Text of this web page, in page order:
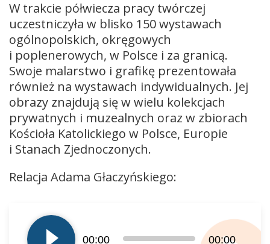
W trakcie półwiecza pracy twórczej
uczestniczyła w blisko 150 wystawach
ogólnopolskich, okręgowych
i poplenerowych, w Polsce i za granicą.
Swoje malarstwo i grafikę prezentowała
również na wystawach indywidualnych. Jej
obrazy znajdują się w wielu kolekcjach
prywatnych i muzealnych oraz w zbiorach
Kościoła Katolickiego w Polsce, Europie
i Stanach Zjednoczonych.
Relacja Adama Głaczyńskiego:
plików
dźwiękowych
00:00 00:00